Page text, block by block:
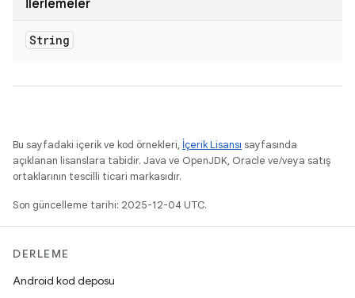
İlerlemeler
String
Bu sayfadaki içerik ve kod örnekleri, İçerik Lisansı sayfasında
açıklanan lisanslara tabidir. Java ve OpenJDK, Oracle ve/veya satış
ortaklarının tescilli ticari markasıdır.
Son güncelleme tarihi: 2025-12-04 UTC.
DERLEME
Android kod deposu